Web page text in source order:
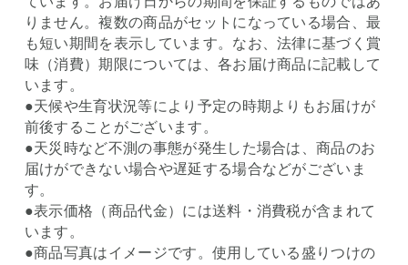
りません。複数の商品がセットになっている場合、最
も短い期間を表示しています。なお、法律に基づく賞
味（消費）期限については、各お届け商品に記載して
います。
●天候や生育状況等により予定の時期よりもお届けが
前後することがございます。
●天災時など不測の事態が発生した場合は、商品のお
届けができない場合や遅延する場合などがございま
す。
●表示価格（商品代金）には送料・消費税が含まれて
います。
●商品写真はイメージです。使用している盛りつけの